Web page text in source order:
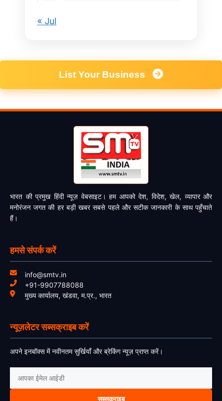
« Jul
List Your Business
भारत की प्रमुख हिंदी न्यूज़ वेबसाइट। हम आपको देश, विदेश, खेल, व्यापार और
मनोरंजन जगत की हर बड़ी खबर सबसे पहले और सटीक जानकारी के साथ पहुँचाते
हैं।
हमसे संपर्क करें
info@smtv.in
+91-9907788088
मुख्य कार्यालय, खंडवा, म.प्र., भारत
न्यूज़लेटर सब्सक्राइब करें
अपने इनबॉक्स में नवीनतम सुर्खियाँ और ब्रेकिंग न्यूज़ प्राप्त करें।
सब्सक्राइब